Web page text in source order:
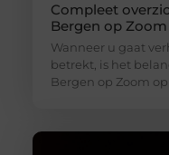
Compleet
Bergen op Zoom
Wanneer u gaat
betrekt, is het
Bergen op Zoom